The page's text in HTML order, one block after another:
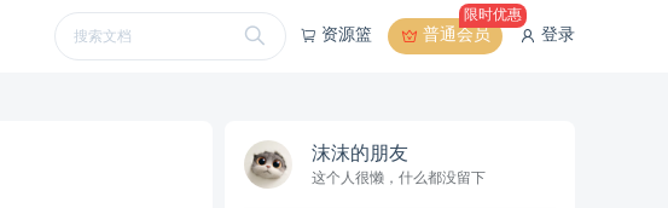
资源篮 普通会员
限时优惠
登录
沫沫的朋友
这个人很懒，什么都没留下